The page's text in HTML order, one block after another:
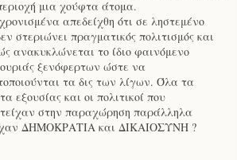
μια χούφτα άτομα.
απεδείχθη ότι σε ληστεμένο
στεριώνει πραγματικός πολιτισμός και
ανακυκλώνεται το ίδιο φαινόμενο
ξενόφερτων ώστε να
τα δις των λίγων. Όλα τα
εξουσίας και οι πολιτικοί που
στην παραχώρηση παράλληλα
ΔΗΜΟΚΡΑΤΙΑ και ΔΙΚΑΙΟΣΥΝΗ ?